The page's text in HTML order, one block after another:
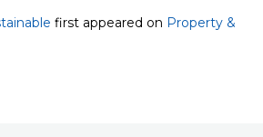
first appeared on Property &